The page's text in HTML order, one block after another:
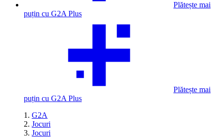
Plătește mai
puțin cu G2A Plus
Plătește mai
puțin cu G2A Plus
G2A
Jocuri
Jocuri